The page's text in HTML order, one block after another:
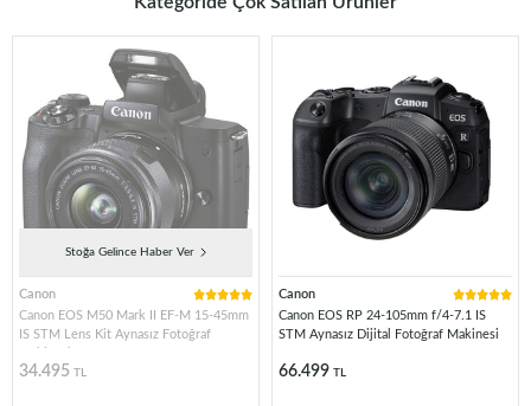
Stoğa Gelince Haber Ver
Canon
Canon EOS M50 Mark II EF-M 15-45mm
IS STM Lens Kit Aynasız Fotoğraf
34.495 TL
Canon
Canon EOS RP 24-105mm f/4-7.1 IS
STM Aynasız Dijital Fotoğraf Makinesi
66.499 TL